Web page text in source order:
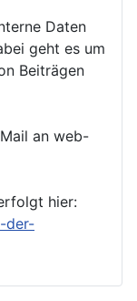
Daten
geht es um
Beiträgen
an web-
hier:
der-